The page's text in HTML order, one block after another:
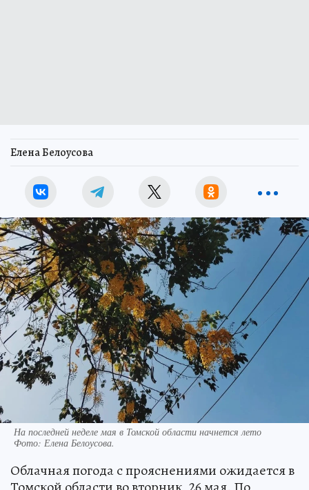
Елена Белоусова
На последней неделе мая в Томской области начнется лето
Фото: Елена Белоусова.
Облачная погода с прояснениями ожидается в